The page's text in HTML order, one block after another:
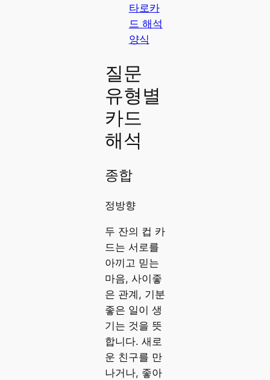
타로카
드 해석
양식
질문
유형별
카드
해석
종합
정방향
두 잔의 컵 카
드는 서로를
아끼고 믿는
마음, 사이좋
은 관계, 기분
좋은 일이 생
기는 것을 뜻
합니다. 새로
운 친구를 만
나거나, 좋아